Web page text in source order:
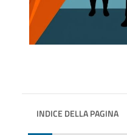
INDICE DELLA PAGINA